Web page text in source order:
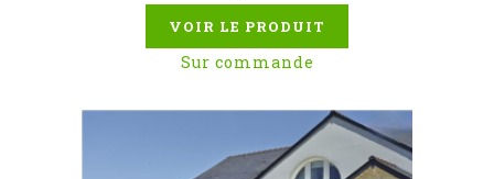
VOIR LE PRODUIT
Sur commande